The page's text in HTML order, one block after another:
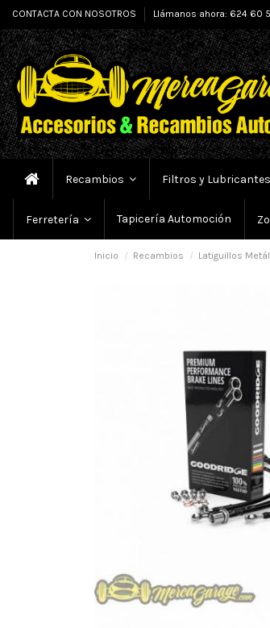
CONTACTA CON NOSOTROS Llámanos ahora: 624 60
Recambios Filtros y Lubricantes
Ferretería Tapicería Automoción
Inicio Recambios Latiguillos